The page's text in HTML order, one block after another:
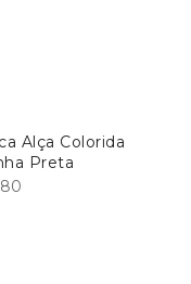
Alça Colorida
Preta